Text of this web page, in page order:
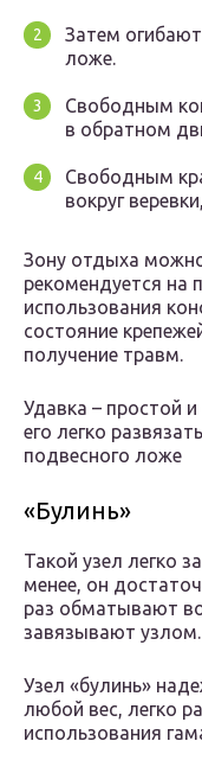
Затем
ложе.
Свободным
в обратном
Свободным
вокруг
Зону отдыха
рекомендуется на
использования
состояние
получение травм.
Удавка – простой
его легко
подвесного ложе
«Булинь»
Такой узел легко
менее, он
раз обматывают
завязывают узлом.
Узел «булинь»
любой вес, легко
использования